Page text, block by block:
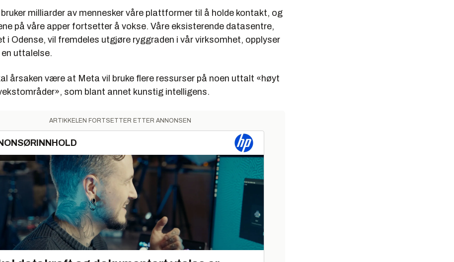
milliarder av mennesker våre plattformer til å holde kontakt, og
på våre apper fortsetter å vokse. Våre eksisterende datasentre,
i Odense, vil fremdeles utgjøre ryggraden i vår virksomhet, opplyser
uttalelse.
årsaken være at Meta vil bruke flere ressurser på noen uttalt «høyt
som blant annet kunstig intelligens.
ARTIKKELEN FORTSETTER ETTER ANNONSEN